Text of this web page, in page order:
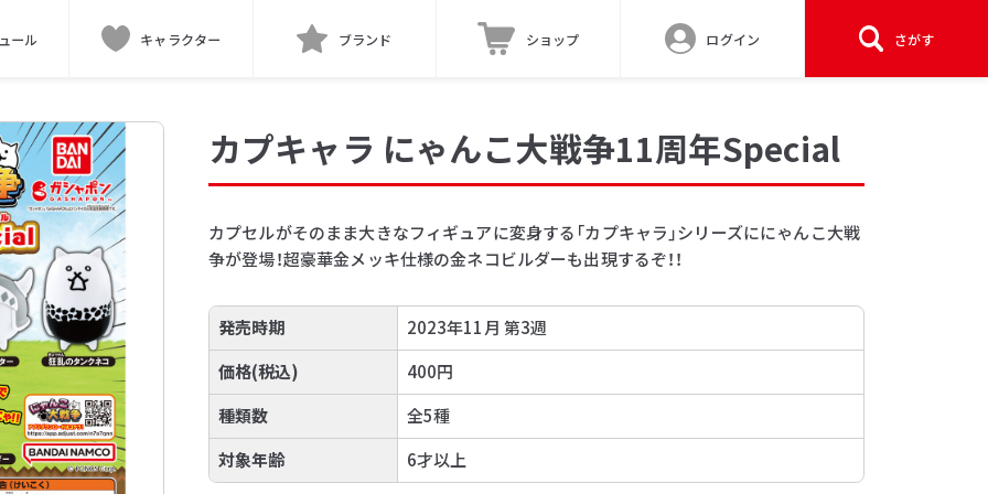
ール キャラクター ブランド ショップ ログイン さがす
カプキャラ にゃんこ大戦争11周年Special
カプセルがそのまま大きなフィギュアに変身する「カプキャラ」シリーズににゃんこ大戦
争が登場！超豪華金メッキ仕様の金ネコビルダーも出現するぞ！！
発売時期
2023年11月 第3週
価格(税込)
400円
種類数
全5種
対象年齢
6才以上